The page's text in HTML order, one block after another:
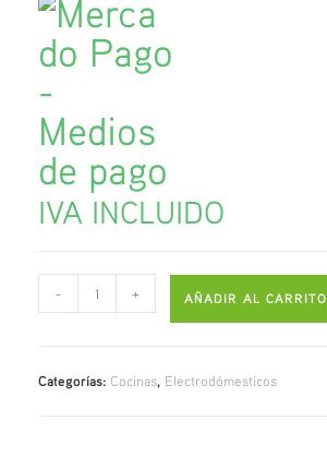
IVA INCLUIDO
- + AÑADIR AL CARRITO
Categorías:Cocinas, Electrodómesticos